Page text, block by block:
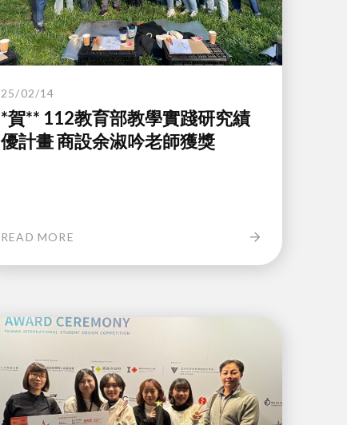
25/02/14
*賀** 112教育部教學實踐研究績
優計畫 商設余淑吟老師獲獎
READ MORE